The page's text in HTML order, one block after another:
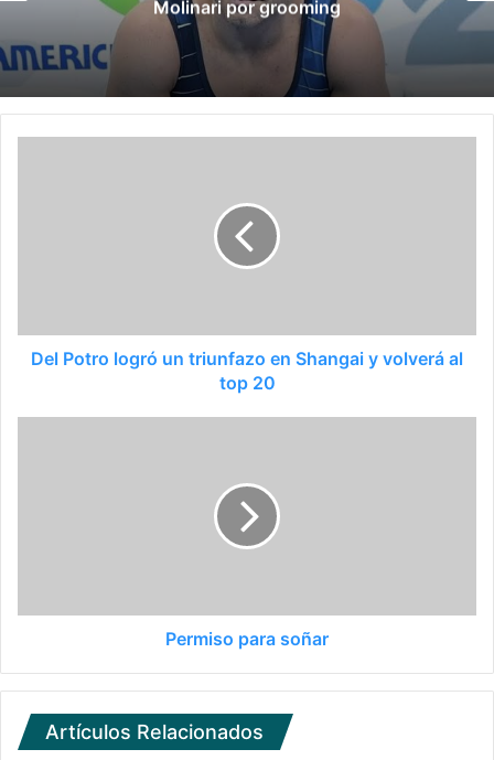
k
a
Suramericanos compuesta por
Del Potro logró un triunfazo en Shangai y volverá al
top 20
Permiso para soñar
Artículos Relacionados